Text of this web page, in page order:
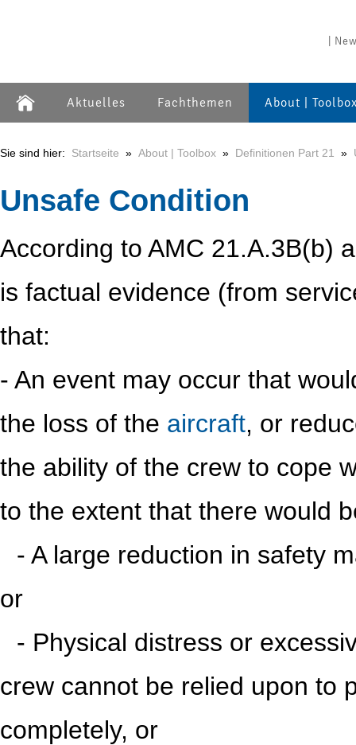
|
Aktuelles Fachthemen About |
Sie sind hier: Startseite » About | Toolbox » Definitionen Part 21 »
Unsafe Condition
According to AMC 21.A.3B(b)
is factual evidence (from
that:
- An event may occur that
the loss of the aircraft, or
the ability of the crew to cope
to the extent that there would
- A large reduction in safety
or
- Physical distress or
crew cannot be relied upon to
completely, or